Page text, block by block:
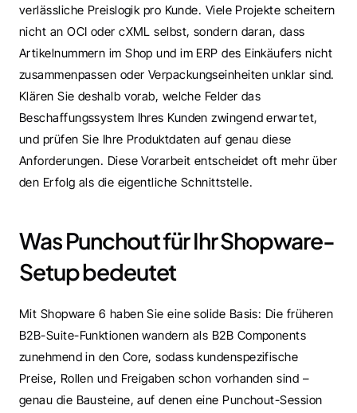
verlässliche Preislogik pro Kunde. Viele Projekte scheitern
nicht an OCI oder cXML selbst, sondern daran, dass
Artikelnummern im Shop und im ERP des Einkäufers nicht
zusammenpassen oder Verpackungseinheiten unklar sind.
Klären Sie deshalb vorab, welche Felder das
Beschaffungssystem Ihres Kunden zwingend erwartet,
und prüfen Sie Ihre Produktdaten auf genau diese
Anforderungen. Diese Vorarbeit entscheidet oft mehr über
den Erfolg als die eigentliche Schnittstelle.
Was Punchout für Ihr Shopware-
Setup bedeutet
Mit Shopware 6 haben Sie eine solide Basis: Die früheren
B2B-Suite-Funktionen wandern als B2B Components
zunehmend in den Core, sodass kundenspezifische
Preise, Rollen und Freigaben schon vorhanden sind –
genau die Bausteine, auf denen eine Punchout-Session